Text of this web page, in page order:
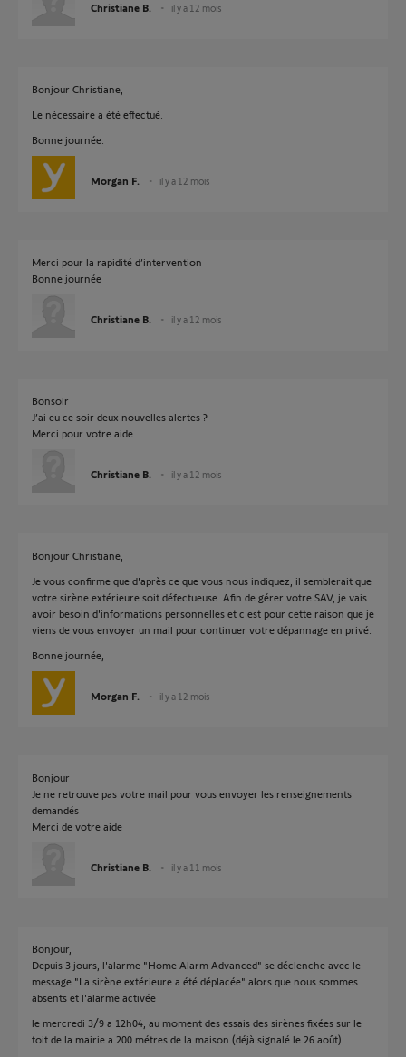
Christiane B. il y a 12 mois
Bonjour Christiane,
Le nécessaire a été effectué.
Bonne journée.
Morgan F. il y a 12 mois
Merci pour la rapidité d’intervention
Bonne journée
Christiane B. il y a 12 mois
Bonsoir
J’ai eu ce soir deux nouvelles alertes ?
Merci pour votre aide
Christiane B. il y a 12 mois
Bonjour Christiane,
Je vous confirme que d'après ce que vous nous indiquez, il semblerait que
votre sirène extérieure soit défectueuse. Afin de gérer votre SAV, je vais
avoir besoin d'informations personnelles et c'est pour cette raison que je
viens de vous envoyer un mail pour continuer votre dépannage en privé.
Bonne journée,
Morgan F. il y a 12 mois
Bonjour
Je ne retrouve pas votre mail pour vous envoyer les renseignements
demandés
Merci de votre aide
Christiane B. il y a 11 mois
Bonjour,
Depuis 3 jours, l'alarme "Home Alarm Advanced" se déclenche avec le
message "La sirène extérieure a été déplacée" alors que nous sommes
absents et l'alarme activée
le mercredi 3/9 a 12h04, au moment des essais des sirènes fixées sur le
toit de la mairie a 200 métres de la maison (déjà signalé le 26 août)